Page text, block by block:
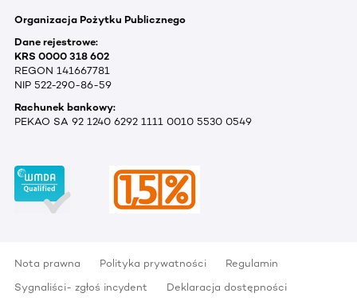
Organizacja Pożytku Publicznego
Dane rejestrowe:
KRS 0000 318 602
REGON 141667781
NIP 522-290-86-59
Rachunek bankowy:
PEKAO SA 92 1240 6292 1111 0010 5530 0549
Nota prawna Polityka prywatności
Regulamin
Sygnaliści- zgłoś incydent
Deklaracja dostępności